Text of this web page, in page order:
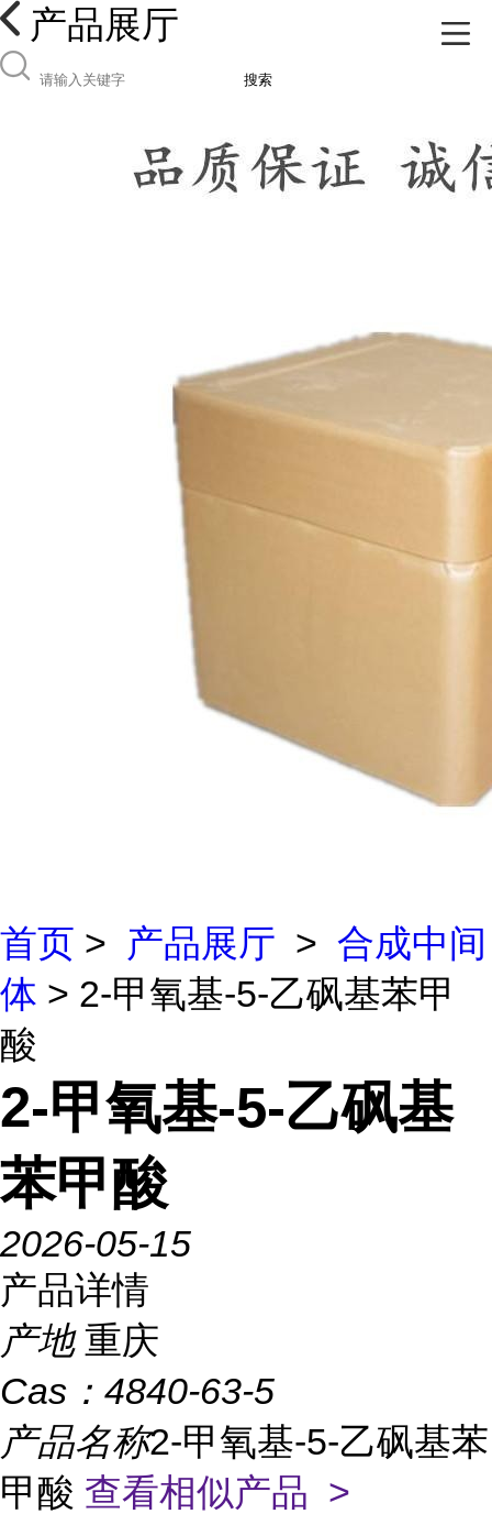
产品展厅
搜索
首页 > 产品展厅 > 合成中间
体 > 2-甲氧基-5-乙砜基苯甲
酸
2-甲氧基-5-乙砜基
苯甲酸
2026-05-15
产品详情
产地 重庆
Cas： 4840-63-5
产品名称2-甲氧基-5-乙砜基苯
甲酸 查看相似产品 >